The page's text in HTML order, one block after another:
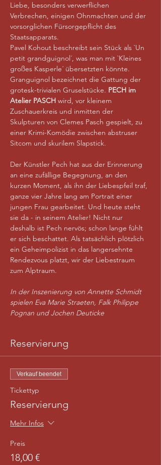
Liebe, besonders verwerflichen
Verbrechen, einigen Ohnmachten und der
vorsorglichen Fürsorgepflicht des
Staatsapparats.
Pavel Kohout beschreibt sein Stück als `Un
petit grandguignol´, was man mit `Kleines
großes Kasperle´ übersetzten könnte.
Granguignol bezeichnet die Gattung der
grotesk-trivialen Gruselstücke. PECH im
Atelier PASCH wird, vor kleinem
Zuschauerkreis und inmitten der
Skulpturen von Clemes Pasch gespielt, zu
einer Krimi-Komödie zwischen abstruser
Sitcom und skurilem Slapstick.
Der Künstler Pech hat aus der Erinnerung
an eine zufällige Begegnung, an den
kurzen Moment, als ihn der Liebespfeil traf,
ganze vier Jahre lang am Portrait einer
jungen Frau gearbeitet. Und heute steht
sie da - in seinem Atelier! Nicht nur
deshalb ist Pech nervös; schon lange fühlt
er sich beschattet. Als tatsächlich plötzlich
ein Geheimpolizist in das langersehnte
Rendezvous platzt, wir der Liebestraum
zum Alptraum.
In der Inszenierung von Annette Schmidt
spielen Eva Marie Straeten, Falk Philippe
Pognan und Jochen Deuticke
Reservierung
Verkauf beendet
Tickettyp
Reservierung
Mehr Infos
Preis
18,00 €